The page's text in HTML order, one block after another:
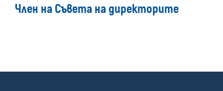
Член на Съвета на директорите